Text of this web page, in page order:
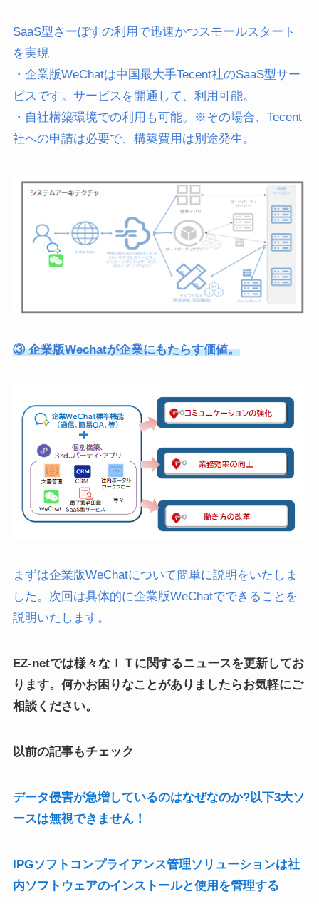
SaaS型さーぼすの利用で迅速かつスモールスタート
を実現
・企業版WeChatは中国最大手Tecent社のSaaS型サー
ビスです。サービスを開通して、利用可能。
・自社構築環境での利用も可能。※その場合、Tecent
社への申請は必要で、構築費用は別途発生。
③ 企業版Wechatが企業にもたらす価値。
まずは企業版WeChatについて簡単に説明をいたしま
した。次回は具体的に企業版WeChatでできることを
説明いたします。
EZ-netでは様々なＩＴに関するニュースを更新してお
ります。何かお困りなことがありましたらお気軽にご
相談ください。
以前の記事もチェック
データ侵害が急増しているのはなぜなのか?以下3大ソ
ースは無視できません！
IPGソフトコンプライアンス管理ソリューションは社
内ソフトウェアのインストールと使用を管理する